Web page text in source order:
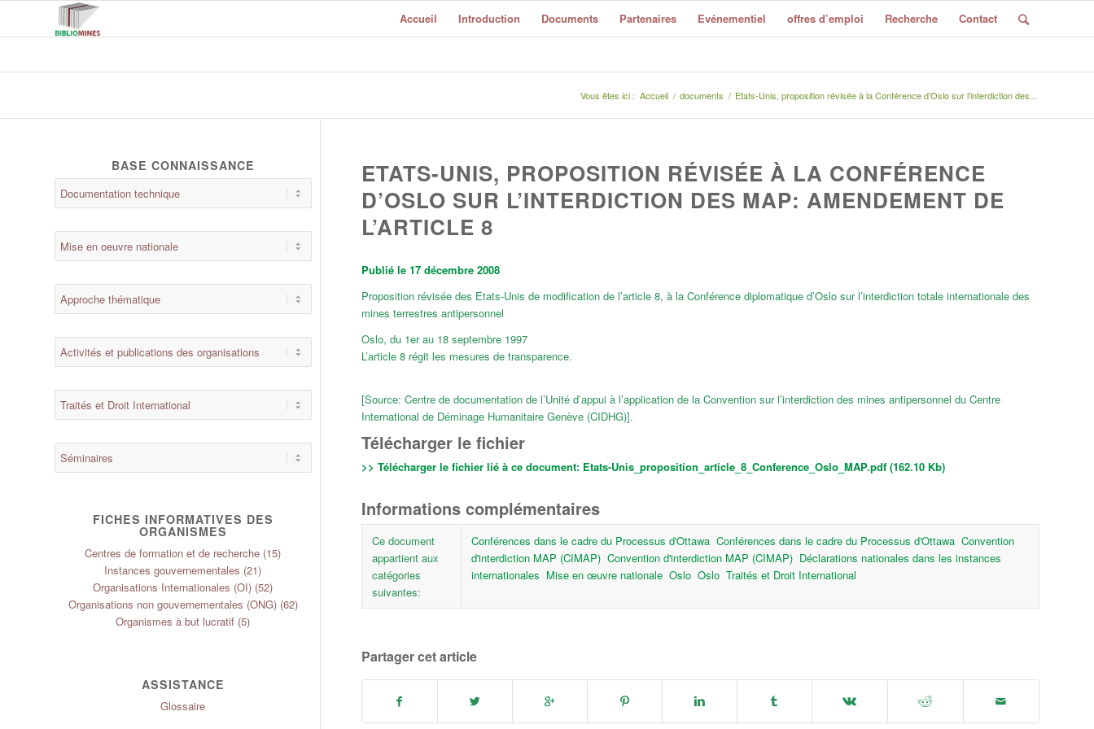
Accueil Introduction Documents Partenaires Evénementiel offres d’emploi Recherche Contact
Vous êtes ici : Accueil / documents / Etats-Unis, proposition révisée à la Conférence d’Oslo sur l’interdiction des...
ETATS-UNIS, PROPOSITION RÉVISÉE À LA CONFÉRENCE
D’OSLO SUR L’INTERDICTION DES MAP: AMENDEMENT DE
L’ARTICLE 8
Publié le 17 décembre 2008
Proposition révisée des Etats-Unis de modification de l’article 8, à la Conférence diplomatique d’Oslo sur l’interdiction totale internationale des
mines terrestres antipersonnel
Oslo, du 1er au 18 septembre 1997
L’article 8 régit les mesures de transparence.
[Source: Centre de documentation de l’Unité d’appui à l’application de la Convention sur l’interdiction des mines antipersonnel du Centre
International de Déminage Humanitaire Genève (CIDHG)].
Télécharger le fichier
>> Télécharger le fichier lié à ce document: Etats-Unis_proposition_article_8_Conference_Oslo_MAP.pdf (162.10 Kb)
Informations complémentaires
Ce document
appartient aux
catégories
suivantes:
Conférences dans le cadre du Processus d'Ottawa Conférences dans le cadre du Processus d'Ottawa Convention
d'interdiction MAP (CIMAP) Convention d'interdiction MAP (CIMAP) Déclarations nationales dans les instances
internationales Mise en œuvre nationale Oslo Oslo Traités et Droit International
Partager cet article
BASE CONNAISSANCE
FICHES INFORMATIVES DES
ORGANISMES
Centres de formation et de recherche (15)
Instances gouvernementales (21)
Organisations Internationales (OI) (52)
Organisations non gouvernementales (ONG)(62)
Organismes à but lucratif (5)
ASSISTANCE
Glossaire